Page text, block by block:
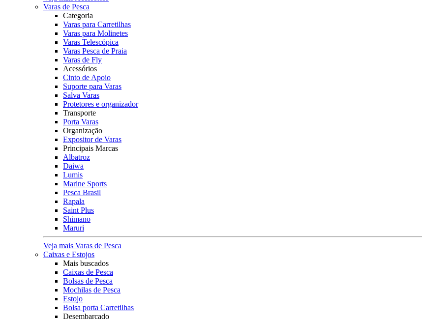
Varas de Pesca
Categoria
Varas para Carretilhas
Varas para Molinetes
Varas Telescópica
Varas Pesca de Praia
Varas de Fly
Acessórios
Cinto de Apoio
Suporte para Varas
Salva Varas
Protetores e organizador
Transporte
Porta Varas
Organização
Expositor de Varas
Principais Marcas
Albatroz
Daiwa
Lumis
Marine Sports
Pesca Brasil
Rapala
Saint Plus
Shimano
Maruri
Veja mais Varas de Pesca
Caixas e Estojos
Mais buscados
Caixas de Pesca
Bolsas de Pesca
Mochilas de Pesca
Estojo
Bolsa porta Carretilhas
Desembarcado